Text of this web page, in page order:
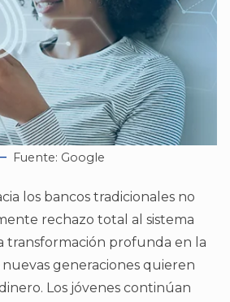
Fuente: Google
los bancos tradicionales no
rechazo total al sistema
transformación profunda en la
generaciones quieren
Los jóvenes continúan